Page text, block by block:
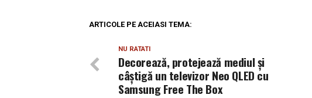
ARTICOLE PE ACEIASI TEMA:
NU RATATI
Decorează, protejează mediul și
câștigă un televizor Neo QLED cu
Samsung Free The Box